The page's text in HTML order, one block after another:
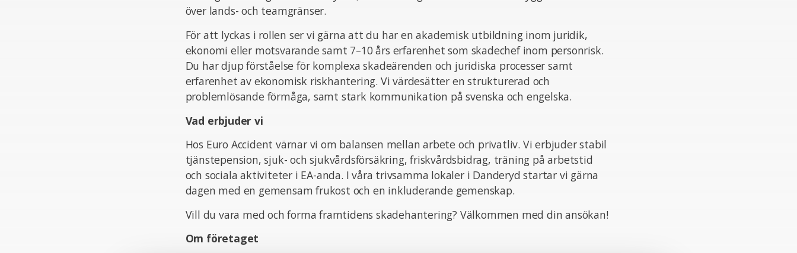
över lands- och teamgränser.
För att lyckas i rollen ser vi gärna att du har en akademisk utbildning inom juridik,
ekonomi eller motsvarande samt 7–10 års erfarenhet som skadechef inom personrisk.
Du har djup förståelse för komplexa skadeärenden och juridiska processer samt
erfarenhet av ekonomisk riskhantering. Vi värdesätter en strukturerad och
problemlösande förmåga, samt stark kommunikation på svenska och engelska.
Vad erbjuder vi
Hos Euro Accident värnar vi om balansen mellan arbete och privatliv. Vi erbjuder stabil
tjänstepension, sjuk- och sjukvårdsförsäkring, friskvårdsbidrag, träning på arbetstid
och sociala aktiviteter i EA-anda. I våra trivsamma lokaler i Danderyd startar vi gärna
dagen med en gemensam frukost och en inkluderande gemenskap.
Vill du vara med och forma framtidens skadehantering? Välkommen med din ansökan!
Om företaget